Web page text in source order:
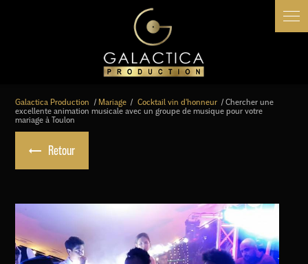
Galactica Production Mariage Cocktail vin d'honneur
Chercher une
excellente animation musicale avec un groupe de musique pour votre
mariage à Toulon
Retour
Panneau de gestion des cookies